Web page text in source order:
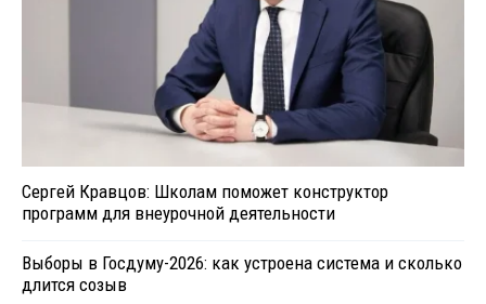
Сергей Кравцов: Школам поможет конструктор
программ для внеурочной деятельности
Выборы в Госдуму-2026: как устроена система и сколько
длится созыв